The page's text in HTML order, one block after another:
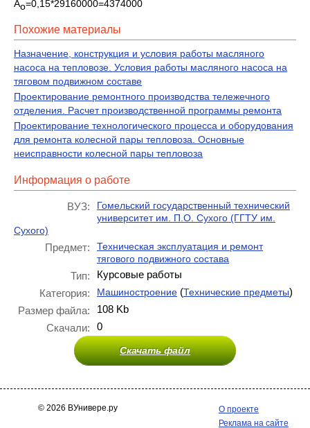
Ао=0,15*29160000=4374000
Похожие материалы
Назначение, конструкция и условия работы масляного
насоса на тепловозе. Условия работы масляного насоса на
тяговом подвижном составе
Проектирование ремонтного производства тележечного
отделения. Расчет производственной программы ремонта
Проектирование технологического процесса и оборудования
для ремонта колесной пары тепловоза. Основные
неисправности колесной пары тепловоза
Информация о работе
ВУЗ:
Гомельский государственный технический
университет им. П.О. Сухого (ГГТУ им.
Сухого)
Предмет:
Техническая эксплуатация и ремонт
тягового подвижного состава
Тип:
Курсовые работы
Категория:
Машиностроение (Технические предметы)
Размер файла:
108 Kb
Скачали:
0
Скачать файл
© 2026 ВУнивере.ру
О проекте
Реклама на сайте